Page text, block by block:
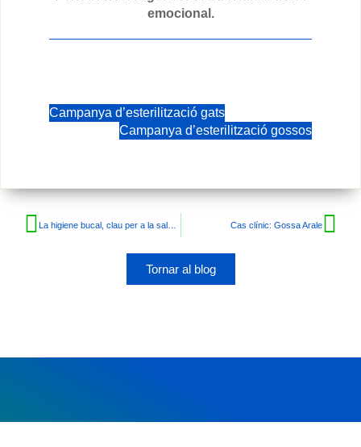
emocional.
Campanya d’esterilització gats
Campanya d’esterilització gossos
Cas clínic: Gossa Arale
Tornar al blog